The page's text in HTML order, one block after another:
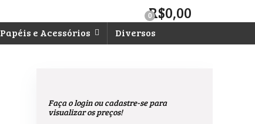
0R$0,00
Papéis e Acessórios Diversos
Faça o login ou cadastre-se para
visualizar os preços!